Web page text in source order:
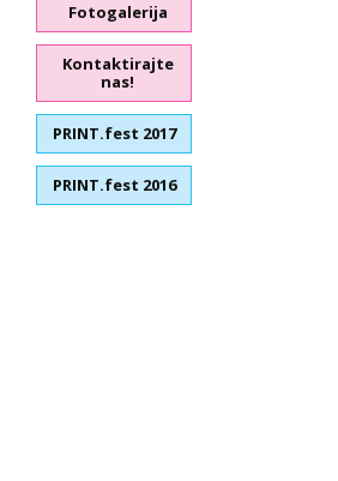
Fotogalerija
Kontaktirajte
nas!
PRINT.fest 2017
PRINT.fest 2016